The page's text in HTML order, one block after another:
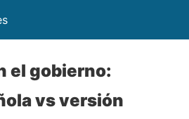
el gobierno:
vs versión